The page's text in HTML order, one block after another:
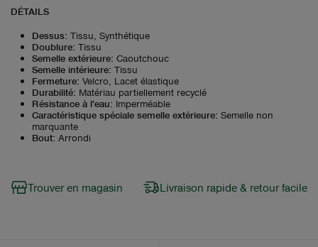
DÉTAILS
Dessus: Tissu, Synthétique
Doublure: Tissu
Semelle extérieure: Caoutchouc
Semelle intérieure: Tissu
Fermeture: Velcro, Lacet élastique
Durabilité: Matériau partiellement recyclé
Résistance à l'eau: Imperméable
Caractéristique spéciale semelle extérieure: Semelle non
marquante
Bout: Arrondi
Trouver en magasin Livraison rapide & retour facile